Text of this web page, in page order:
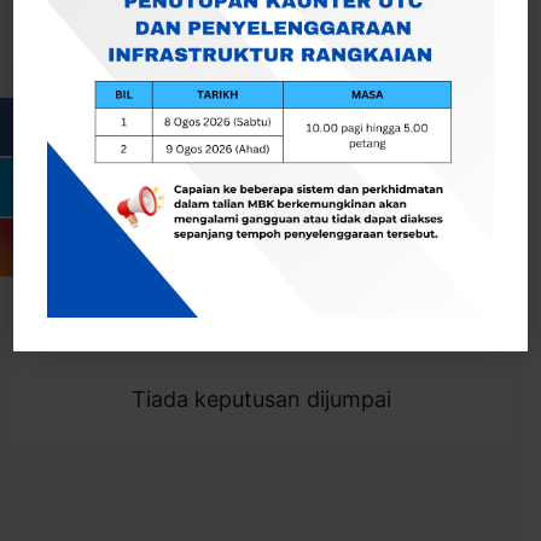
Togol Penapis
Showing 0 result
Tiada keputusan dijumpai